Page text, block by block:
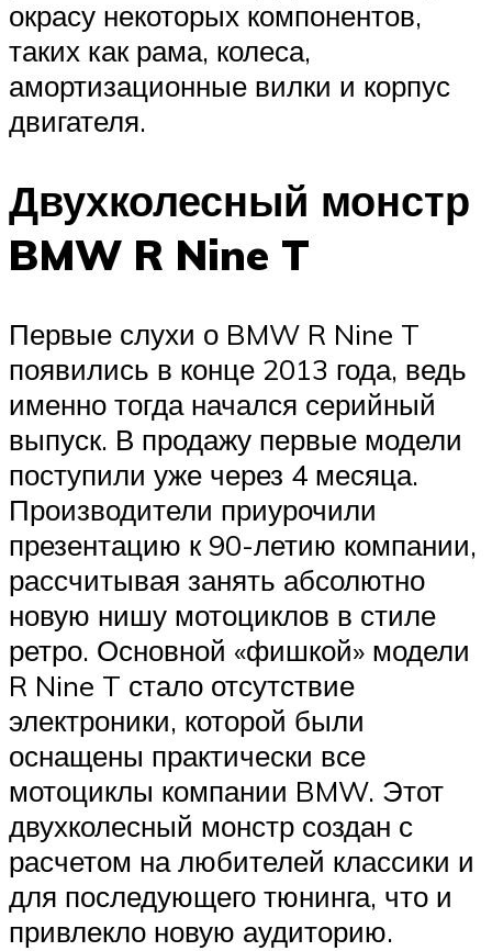
окрасу некоторых компонентов,
таких как рама, колеса,
амортизационные вилки и корпус
двигателя.
Двухколесный монстр
BMW R Nine T
Первые слухи о BMW R Nine T
появились в конце 2013 года, ведь
именно тогда начался серийный
выпуск. В продажу первые модели
поступили уже через 4 месяца.
Производители приурочили
презентацию к 90-летию компании,
рассчитывая занять абсолютно
новую нишу мотоциклов в стиле
ретро. Основной «фишкой» модели
R Nine T стало отсутствие
электроники, которой были
оснащены практически все
мотоциклы компании BMW. Этот
двухколесный монстр создан с
расчетом на любителей классики и
для последующего тюнинга, что и
привлекло новую аудиторию.